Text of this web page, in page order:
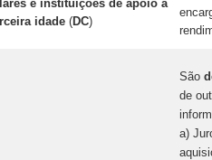
e instituições de apoio à
idade (DC)
São
de
a)